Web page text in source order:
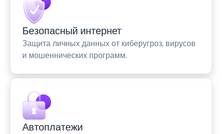
Безопасный интернет
Защита личных данных от киберугроз, вирусов
и мошеннических программ.
Автоплатежи